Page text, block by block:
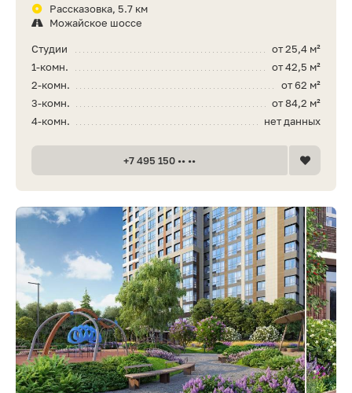
Рассказовка, 5.7 км
Можайское шоссе
от 25,4 м²
Студии
от 42,5 м²
1-комн.
от 62 м²
2-комн.
от 84,2 м²
3-комн.
нет данных
4-комн.
+7 495 150 •• ••